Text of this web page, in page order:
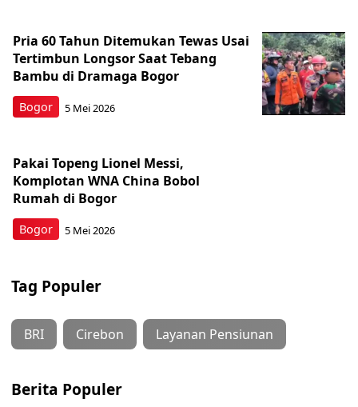
Bogor
Pria 60 Tahun Ditemukan Tewas Usai
Tertimbun Longsor Saat Tebang
Bambu di Dramaga Bogor
5 Mei 2026
Bogor
Pakai Topeng Lionel Messi,
Komplotan WNA China Bobol
Rumah di Bogor
5 Mei 2026
Tag Populer
BRI Cirebon Layanan Pensiunan
Berita Populer